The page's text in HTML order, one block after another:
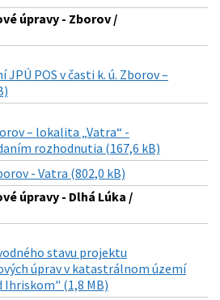
úpravy - Zborov /
POS v časti k. ú. Zborov –
– lokalita „Vatra“ -
rozhodnutia (167,6 kB)
- Vatra (802,0 kB)
úpravy - Dlhá Lúka /
stavu projektu
úprav v katastrálnom území
(1,8 MB)